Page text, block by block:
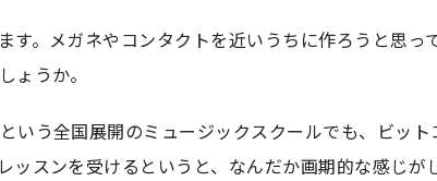
す。メガネやコンタクトを近いうちに作ろうと思っ
ょうか。
いう全国展開のミュージックスクールでも、ビット
ッスンを受けるというと、なんだか画期的な感じが